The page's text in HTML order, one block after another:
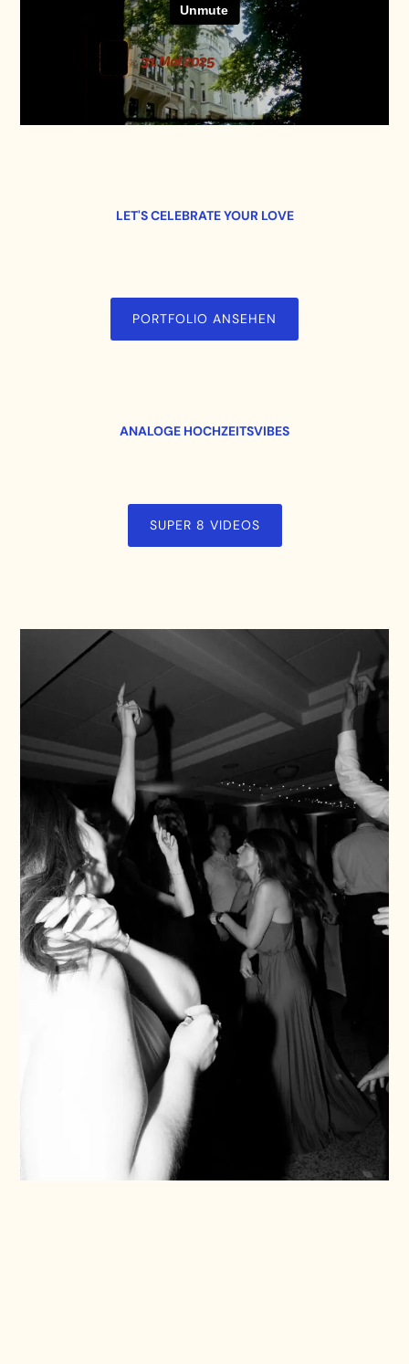
LET'S CELEBRATE YOUR LOVE
PORTFOLIO ANSEHEN
ANALOGE HOCHZEITSVIBES
SUPER 8 VIDEOS